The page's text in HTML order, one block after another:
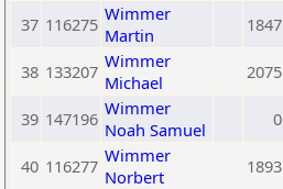
37 116275 Wimmer
Martin
1847
38 133207 Wimmer
Michael
2075
39 147196 Wimmer
Noah Samuel
0
40 116277 Wimmer
Norbert
1893